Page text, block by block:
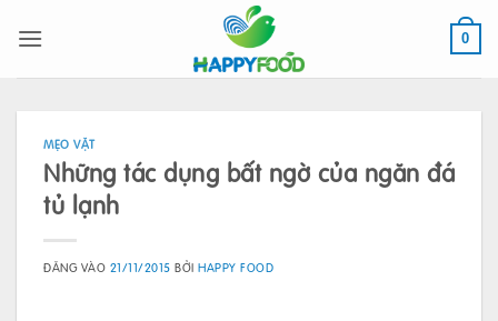
qua
0
MẸO VẶT
Những tác dụng bất ngờ của ngăn đá
tủ lạnh
ĐĂNG VÀO 21/11/2015 BỞIHAPPY FOOD